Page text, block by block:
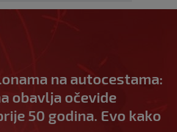
na autocestama:
obavlja očevide
50 godina. Evo kako